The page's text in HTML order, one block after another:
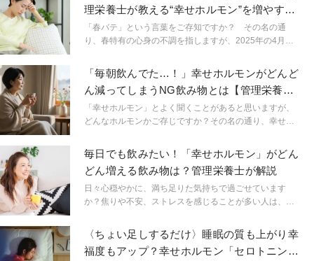
理栄養士が教える“幸せホルモン”を増やす生
活習慣
「春バテ」という言葉をご存知ですか？ その名の通
り、春特有の心身の不調を指しますが、2025年の4月
降るなど例年以上の寒暖差が。こうした、気温の変化が
大きい時期には「疲れが取れにくい」「寝付きが悪い」
と感じる人が多く現れます。 こんな時に疑われる「春バ
テ」の症状を理解し、本来なら気持ちよく過ごせるはず
の春を楽しむ方法を、管理栄養士の岡田明子先生に伺い
「毎朝飲んでた…！」幸せホルモンがどんど
ん減ってしまうNG飲み物とは【管理栄養士
が解説】
「幸せホルモン」とよく聞くことがあると思いますが、
どんなホルモンかご存じですか？その名の通り、幸せホ
まうと心身に不調をきたしてしまうことも…。ここで
は、幸せホルモンを減らしてしまう飲み物について解説
するので、普段口にしているものが当てはまっているか
チェックしてみてくださいね。
毎日でも飲みたい！「幸せホルモン」がどん
どん増える飲み物は？管理栄養士が解説
日々心穏やかに、満ち足りた気持ちで過ごせています
か？焦りや不安、ストレスを感じることが多い人は、心
もしれません。この記事では、幸せホルモンを増やす飲
み物について管理栄養士が解説します。コンビニやスー
パーで手軽に購入できる飲み物なので、ぜひ生活に取り
〈ちょい足しするだけ〉睡眠の質も上がり幸
福度もアップ？幸せホルモン「セロトニン」